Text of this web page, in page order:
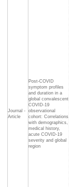
Journal -
Article
Post-COVID
symptom profiles
and duration in a
global convalescent
COVID-19
observational
cohort: Correlations
with demographics,
medical history,
acute COVID-19
severity and global
region